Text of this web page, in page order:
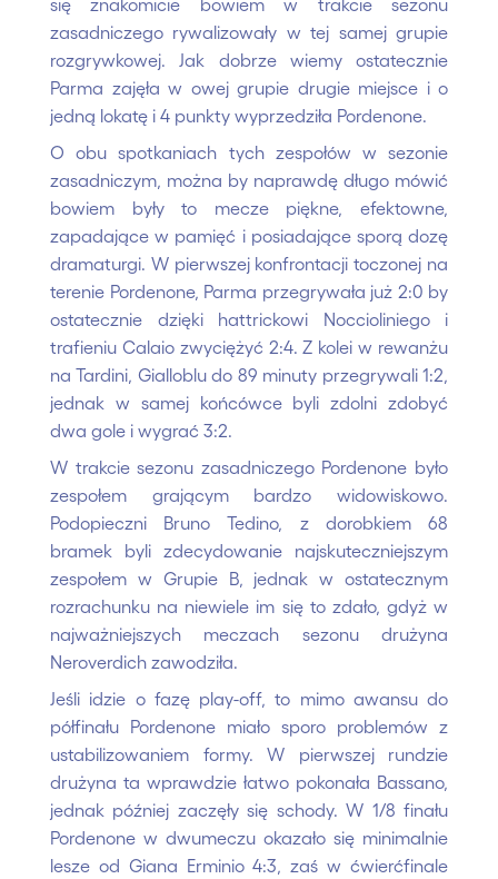
zasadniczego rywalizowały w tej samej grupie
rozgrywkowej. Jak dobrze wiemy ostatecznie
Parma zajęła w owej grupie drugie miejsce i o
jedną lokatę i 4 punkty wyprzedziła Pordenone.
O obu spotkaniach tych zespołów w sezonie
zasadniczym, można by naprawdę długo mówić
bowiem były to mecze piękne, efektowne,
zapadające w pamięć i posiadające sporą dozę
dramaturgi. W pierwszej konfrontacji toczonej na
terenie Pordenone, Parma przegrywała już 2:0 by
ostatecznie dzięki hattrickowi Noccioliniego i
trafieniu Calaio zwyciężyć 2:4. Z kolei w rewanżu
na Tardini, Gialloblu do 89 minuty przegrywali 1:2,
jednak w samej końcówce byli zdolni zdobyć
dwa gole i wygrać 3:2.
W trakcie sezonu zasadniczego Pordenone było
zespołem grającym bardzo widowiskowo.
Podopieczni Bruno Tedino, z dorobkiem 68
bramek byli zdecydowanie najskuteczniejszym
zespołem w Grupie B, jednak w ostatecznym
rozrachunku na niewiele im się to zdało, gdyż w
najważniejszych meczach sezonu drużyna
Neroverdich zawodziła.
Jeśli idzie o fazę play-off, to mimo awansu do
półfinału Pordenone miało sporo problemów z
ustabilizowaniem formy. W pierwszej rundzie
drużyna ta wprawdzie łatwo pokonała Bassano,
jednak później zaczęły się schody. W 1/8 finału
Pordenone w dwumeczu okazało się minimalnie
lesze od Giana Erminio 4:3, zaś w ćwierćfinale